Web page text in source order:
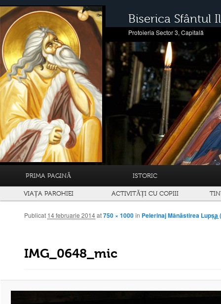
Biserica Sfântul
Protoieria Sector 3, Capitală
PRIMA PAGINĂ ISTORIC
VIAȚA PAROHIEI ACTIVITĂȚI CU COPIII
Navigare prin imagini ←
IMG_0648_mic
Publicat 14 februarie 2014at750 × 1000în Pelerinaj Mânăstirea Lupșa